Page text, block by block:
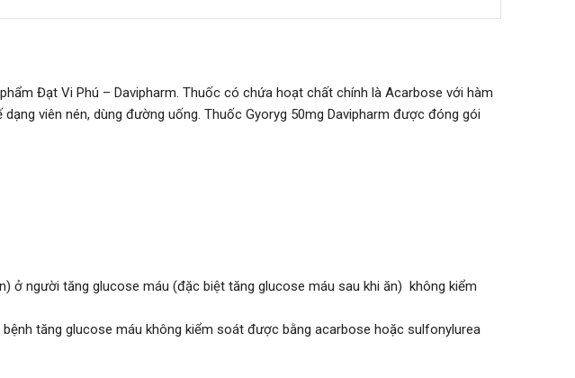
Đạt Vi Phú – Davipharm. Thuốc có chứa hoạt chất chính là Acarbose với hàm
viên nén, dùng đường uống. Thuốc Gyoryg 50mg Davipharm được đóng gói
ở người tăng glucose máu (đặc biệt tăng glucose máu sau khi ăn) không kiểm
tăng glucose máu không kiểm soát được bằng acarbose hoặc sulfonylurea